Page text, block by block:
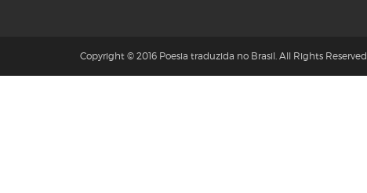
Copyright © 2016 Poesia traduzida no Brasil. All Rights Reserved.